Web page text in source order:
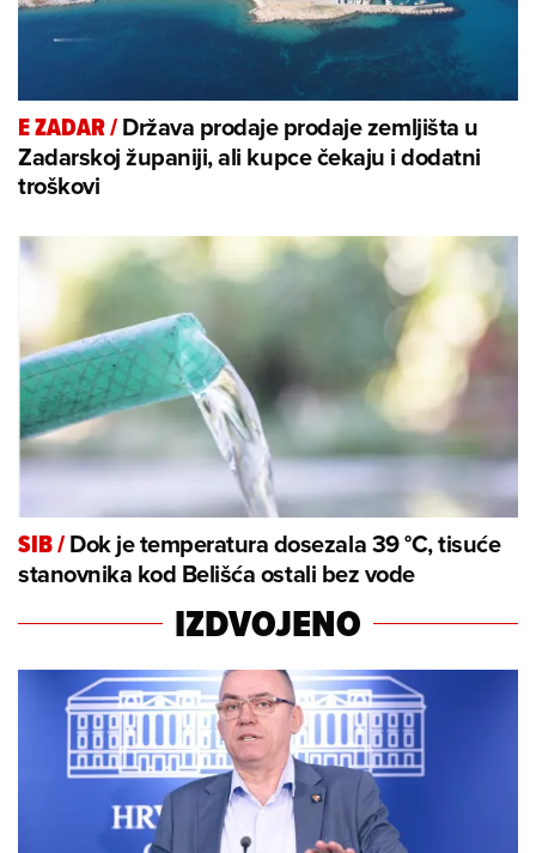
E ZADAR/Država prodaje prodaje zemljišta u
Zadarskoj županiji, ali kupce čekaju i dodatni
troškovi
SIB/Dok je temperatura dosezala 39 °C, tisuće
stanovnika kod Belišća ostali bez vode
IZDVOJENO